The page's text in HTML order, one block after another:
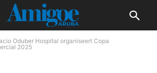
Oduber Hospital organiseert Copa
2025